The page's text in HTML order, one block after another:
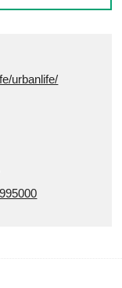
urbanlife/